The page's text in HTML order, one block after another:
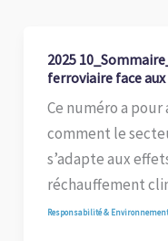
2025
ferroviaire face
Ce numéro a
comment le
s’adapte aux
réchauffement
Responsabilité & Environnement